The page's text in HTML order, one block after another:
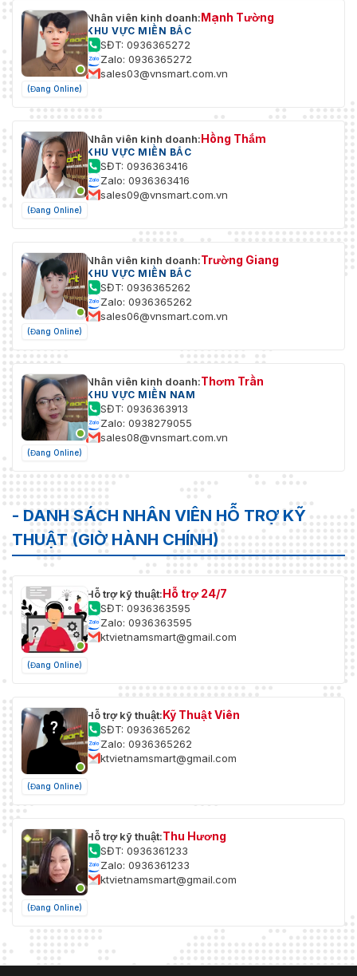
(Đang Online)
Nhân viên kinh doanh:Mạnh Tường
KHU VỰC MIỀN BẮC
SĐT: 0936365272
Zalo: 0936365272
sales03@vnsmart.com.vn
(Đang Online)
Nhân viên kinh doanh:Hồng Thắm
KHU VỰC MIỀN BẮC
SĐT: 0936363416
Zalo: 0936363416
sales09@vnsmart.com.vn
(Đang Online)
Nhân viên kinh doanh:Trường Giang
KHU VỰC MIỀN BẮC
SĐT: 0936365262
Zalo: 0936365262
sales06@vnsmart.com.vn
(Đang Online)
Nhân viên kinh doanh:Thơm Trần
KHU VỰC MIỀN NAM
SĐT: 0936363913
Zalo: 0938279055
sales08@vnsmart.com.vn
- DANH SÁCH NHÂN VIÊN HỖ TRỢ KỸ
THUẬT (GIỜ HÀNH CHÍNH)
(Đang Online)
Hỗ trợ kỹ thuật:Hỗ trợ 24/7
SĐT: 0936363595
Zalo: 0936363595
ktvietnamsmart@gmail.com
(Đang Online)
Hỗ trợ kỹ thuật:Kỹ Thuật Viên
SĐT: 0936365262
Zalo: 0936365262
ktvietnamsmart@gmail.com
(Đang Online)
Hỗ trợ kỹ thuật:Thu Hương
SĐT: 0936361233
Zalo: 0936361233
ktvietnamsmart@gmail.com